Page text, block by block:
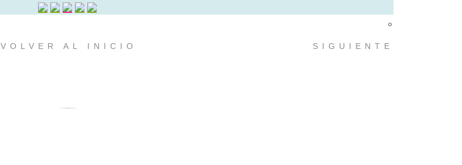
VOLVER AL INICIO SIGUIENTE